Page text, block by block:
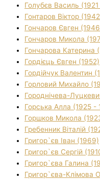
Голубєв Василь
Гонтаров Віктор
Гончаров Євген
Гончаров Микола
Гончарова Катерина
Гордієць Євген (1952)
Гордійчук Валентин
Горловий Михайло
Городнічева-
Горська Алла (1925 -
Горшков Микола
Гребенник Віталій
Григор`єв Іван (1969)
Григор`єв Сергій
Григор`єва Галина
Григор`єва-Клімова